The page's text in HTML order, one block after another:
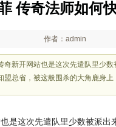
传奇法师如何
作者：admin
奇新开网站也是这次先遣队里少
盟总省，被这般围杀的大角鹿身上
是这次先遣队里少数被派